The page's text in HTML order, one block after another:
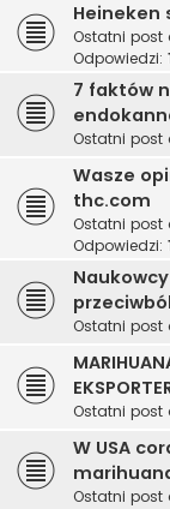
Heineken
Ostatni post
Odpowiedzi:
7 faktów
Ostatni post
Wasze
thc.com
Ostatni post
Odpowiedzi:
Ostatni post
Ostatni post
W USA
Ostatni post